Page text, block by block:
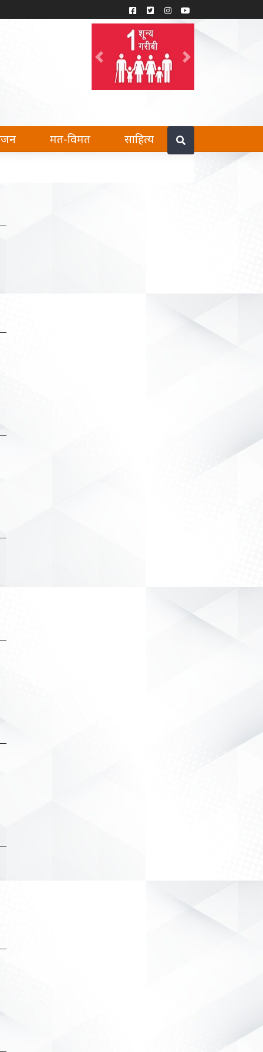
Previous
मत-विमत साहित्य